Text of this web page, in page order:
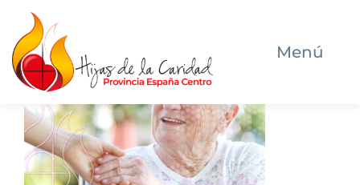
Saltar
contenido
Menú
Inicio
Quiénes somos